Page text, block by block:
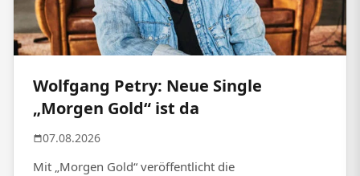
Wolfgang Petry: Neue Single
„Morgen Gold“ ist da
07.08.2026
Mit „Morgen Gold“ veröffentlicht die